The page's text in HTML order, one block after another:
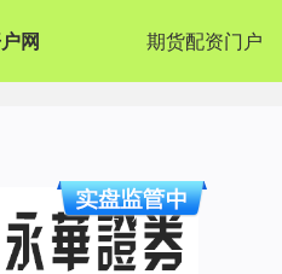
网 期货配资门户